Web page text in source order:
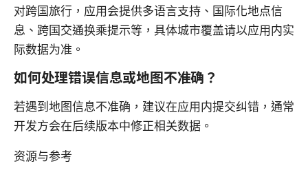
对跨国旅行，应用会提供多语言支持、国际化地点信
息、跨国交通换乘提示等，具体城市覆盖请以应用内实
际数据为准。
如何处理错误信息或地图不准确？
若遇到地图信息不准确，建议在应用内提交纠错，通常
开发方会在后续版本中修正相关数据。
资源与参考